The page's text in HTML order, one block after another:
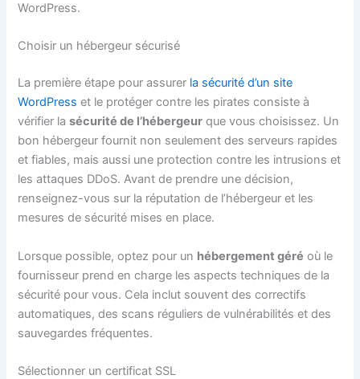
WordPress.
Choisir un hébergeur sécurisé
La première étape pour assurer la sécurité d’un site
WordPress et le protéger contre les pirates consiste à
vérifier lasécurité de l’hébergeur que vous choisissez. Un
bon hébergeur fournit non seulement des serveurs rapides
et fiables, mais aussi une protection contre les intrusions et
les attaques DDoS. Avant de prendre une décision,
renseignez-vous sur la réputation de l’hébergeur et les
mesures de sécurité mises en place.
Lorsque possible, optez pour un hébergement géré où le
fournisseur prend en charge les aspects techniques de la
sécurité pour vous. Cela inclut souvent des correctifs
automatiques, des scans réguliers de vulnérabilités et des
sauvegardes fréquentes.
Sélectionner un certificat SSL